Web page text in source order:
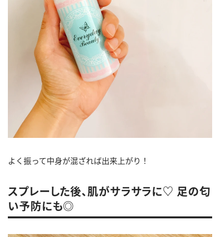
よく振って中身が混ざれば出来上がり！
スプレーした後、肌がサラサラに♡ 足の匂
い予防にも◎